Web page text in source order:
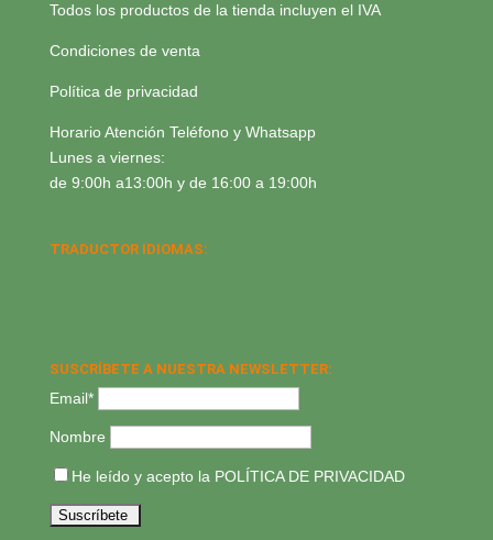
Todos los productos de la tienda incluyen el IVA
Condiciones de venta
Política de privacidad
Horario Atención Teléfono y Whatsapp
Lunes a viernes:
de 9:00h a13:00h y de 16:00 a 19:00h
TRADUCTOR IDIOMAS:
SUSCRÍBETE A NUESTRA NEWSLETTER:
Email*
Nombre
He leído y acepto la POLÍTICA DE PRIVACIDAD